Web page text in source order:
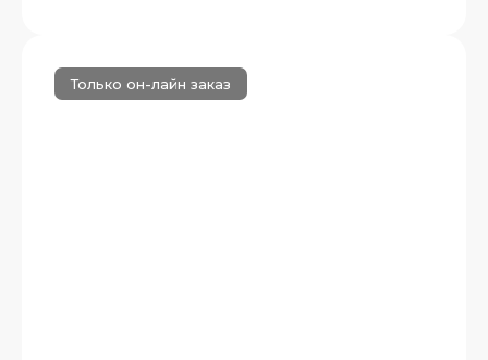
Только он-лайн заказ